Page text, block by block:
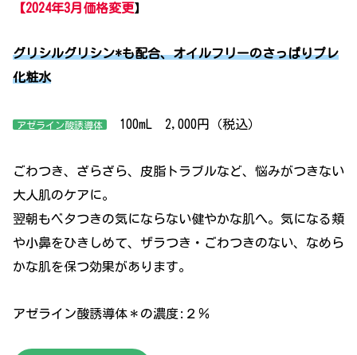
【2024年3月価格変更】
グリシルグリシン*も配合、オイルフリーのさっぱりプレ
化粧水
アゼライン酸誘導体 100mL 2,000円（税込）
ごわつき、ざらざら、皮脂トラブルなど、悩みがつきない
大人肌のケアに。
翌朝もベタつきの気にならない健やかな肌へ。気になる頬
や小鼻をひきしめて、ザラつき・ごわつきのない、なめら
かな肌を保つ効果があります。
アゼライン酸誘導体＊の濃度:２％